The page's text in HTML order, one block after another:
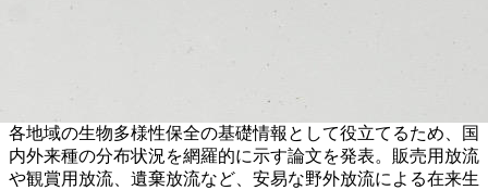
各地域の生物多様性保全の基礎情報として役立てるため、国
内外来種の分布状況を網羅的に示す論文を発表。販売用放流
や観賞用放流、遺棄放流など、安易な野外放流による在来生